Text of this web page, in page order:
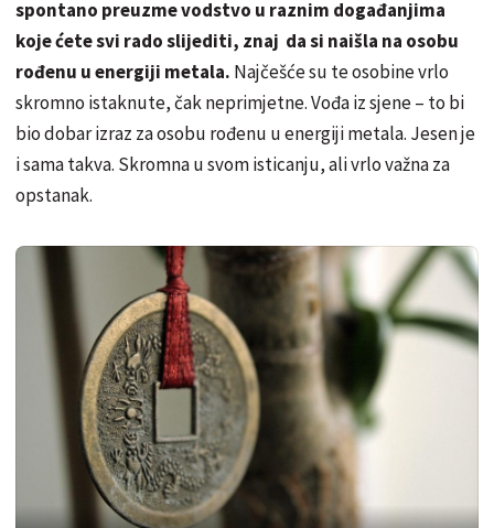
spontano preuzme vodstvo u raznim događanjima
koje ćete svi rado slijediti, znaj da si naišla na osobu
rođenu u energiji metala. Najčešće su te osobine vrlo
skromno istaknute, čak neprimjetne. Vođa iz sjene – to bi
bio dobar izraz za osobu rođenu u energiji metala. Jesen je
i sama takva. Skromna u svom isticanju, ali vrlo važna za
opstanak.